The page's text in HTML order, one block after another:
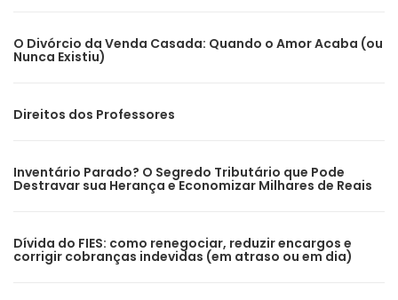
O Divórcio da Venda Casada: Quando o Amor Acaba (ou
Nunca Existiu)
Direitos dos Professores
Inventário Parado? O Segredo Tributário que Pode
Destravar sua Herança e Economizar Milhares de Reais
Dívida do FIES: como renegociar, reduzir encargos e
corrigir cobranças indevidas (em atraso ou em dia)